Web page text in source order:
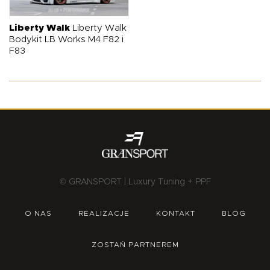
O NAS OFERTA
Liberty Walk Liberty Walk
Bodykit LB Works M4 F82 i
F83
© GRANSPORT | Luxury Tuning + PPF
O NAS REALIZACJE KONTAKT BLOG
ZOSTAŃ PARTNEREM